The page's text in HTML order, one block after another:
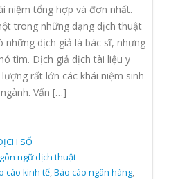
niệm tổng hợp và đơn nhất.
trong những dạng dịch thuật
những dịch giả là bác sĩ, nhưng
tìm. Dịch giả dịch tài liệu y
rất lớn các khái niệm sinh
Vấn […]
SỐ
ngữ dịch thuật
cáo kinh tế,Báo cáo ngân hàng,